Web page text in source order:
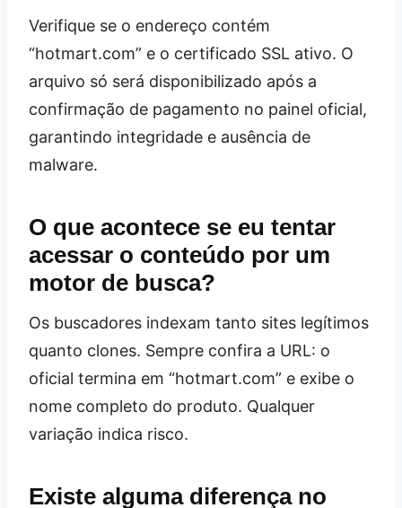
Verifique se o endereço contém
“hotmart.com” e o certificado SSL ativo. O
arquivo só será disponibilizado após a
confirmação de pagamento no painel oficial,
garantindo integridade e ausência de
malware.
O que acontece se eu tentar
acessar o conteúdo por um
motor de busca?
Os buscadores indexam tanto sites legítimos
quanto clones. Sempre confira a URL: o
oficial termina em “hotmart.com” e exibe o
nome completo do produto. Qualquer
variação indica risco.
Existe alguma diferença no